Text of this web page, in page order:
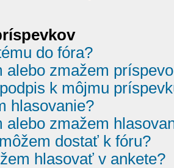
do fóra?
alebo zmažem
k môjmu
hlasovanie?
alebo zmažem
dostať k fóru?
hlasovať v ankete?